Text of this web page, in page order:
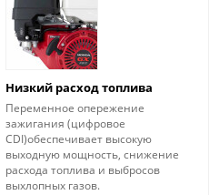
Низкий расход топлива
Переменное опережение
зажигания (цифровое
CDI)обеспечивает высокую
выходную мощность, снижение
расхода топлива и выбросов
выхлопных газов.